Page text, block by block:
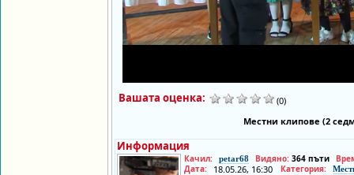
Вашата оценка:
(0)
Местни клипове (2
Информация
Качил: petar68 Видяно: 364 пъти
Дата:
18.05.26, 16:30 Категория: